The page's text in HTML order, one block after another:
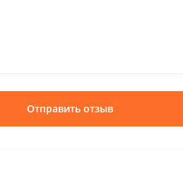
Отправить отзыв